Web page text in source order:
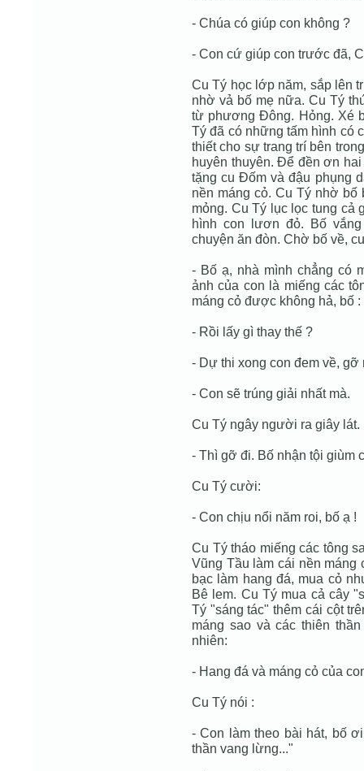
- Chúa có giúp con không ?
- Con cứ giúp con trước đã,
Cu Tý học lớp năm, sắp lên
nhờ vả bố mẹ nữa. Cu Tý
từ phương Đông. Hỏng. Xé
Tý đã có những tấm hình có
thiết cho sự trang trí bên
huyên thuyên. Để đền ơn
tặng cu Đốm và đậu phụng
nền máng cỏ. Cu Tý nhờ bố
mỏng. Cu Tý lục lọc tung cả
hình con lươn đỏ. Bố
chuyện ăn đòn. Chờ bố về,
- Bố ạ, nhà mình chẳng có
ảnh của con là miếng các
máng cỏ được không hả, bố :
- Rồi lấy gì thay thế ?
- Dự thi xong con đem về, gỡ
- Con sẽ trúng giải nhất mà.
Cu Tý ngây người ra giây lát.
- Thì gỡ đi. Bố nhận tội giùm
Cu Tý cười:
- Con chịu nổi năm roi, bố ạ !
Cu Tý tháo miếng các tông
Vũng Tầu làm cái nền
bạc làm hang đá, mua cỏ
Bê lem. Cu Tý mua cả cây
Tý "sáng tác" thêm cái cột
máng sao và các thiên
nhiên:
- Hang đá và máng cỏ của
Cu Tý nói :
- Con làm theo bài hát, bố
thần vang lừng..."